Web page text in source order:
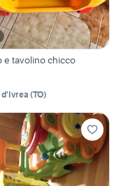
e tavolino chicco
(TO)